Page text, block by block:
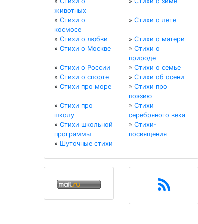
животных
» Стихи о
космосе
» Стихи о лете
» Стихи о любви » Стихи о матери
» Стихи о Москве » Стихи о
природе
» Стихи о России » Стихи о семье
» Стихи о спорте » Стихи об осени
» Стихи про море » Стихи про
поэзию
» Стихи про
школу
» Стихи
серебряного века
» Стихи школьной
программы
» Стихи-
посвящения
» Шуточные стихи